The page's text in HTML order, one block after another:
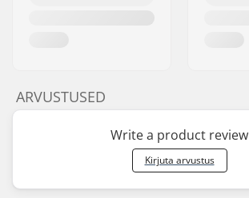
ARVUSTUSED
Write a product review
Kirjuta arvustus